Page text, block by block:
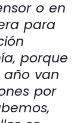
o en
para
porque
van
por